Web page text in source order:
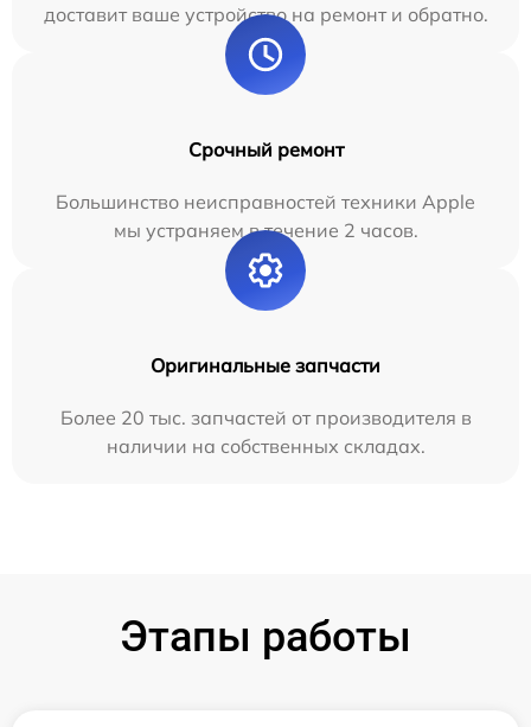
доставит ваше устройство на ремонт и обратно.
Срочный ремонт
Большинство неисправностей техники Apple
мы устраняем в течение 2 часов.
Оригинальные запчасти
Более 20 тыс. запчастей от производителя в
наличии на собственных складах.
Этапы работы